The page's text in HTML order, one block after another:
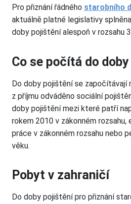
Pro přiznání řádného starobního
aktuálně platné legislativy
doby pojištění alespoň v rozsahu
Co se počítá do
Do doby pojištění se započítávají
z příjmu odváděno sociální
doby pojištění mezi které patří
rokem 2010 v zákonném rozsahu,
práce v zákonném rozsahu nebo
věku.
Pobyt v zahraničí
Do doby pojištění pro přiznání